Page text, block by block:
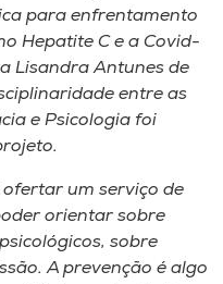
para enfrentamento
Hepatite C e a Covid-
Lisandra Antunes de
entre as
e Psicologia foi
um serviço de
orientar sobre
sobre
A prevenção é algo